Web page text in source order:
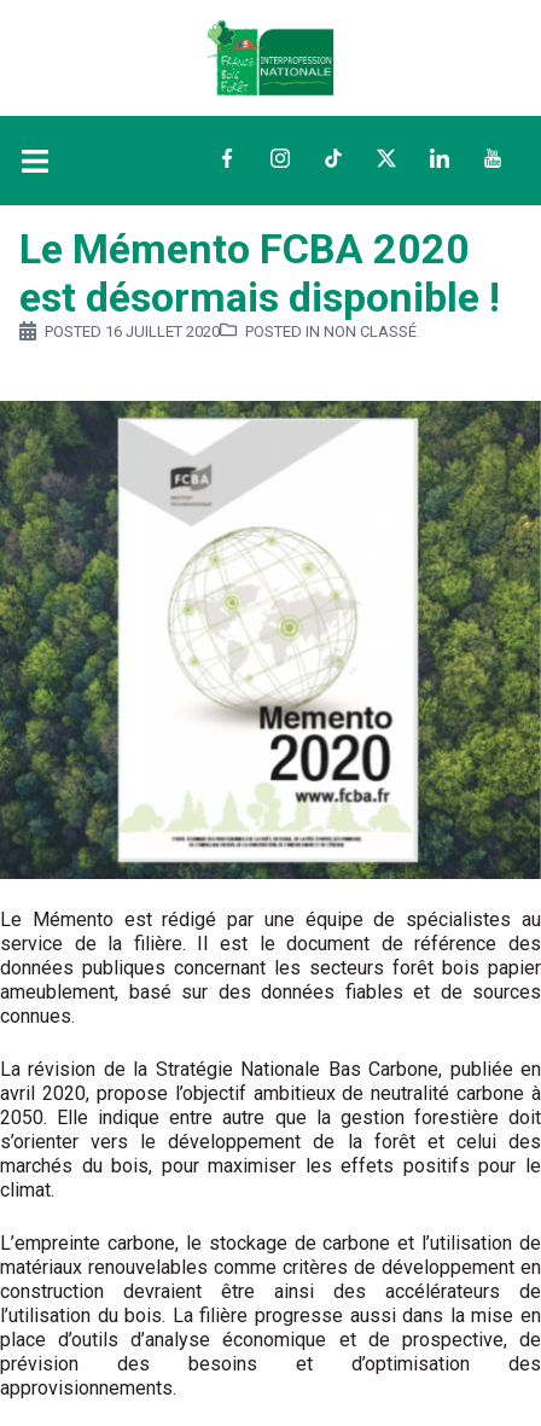
FacebookInstagramTikTokTwitterLinkedIn
Le Mémento FCBA 2020
est désormais disponible !
POSTED 16 JUILLET 2020 POSTED IN NON CLASSÉ
Le Mémento est rédigé par une équipe de spécialistes au
service de la filière. Il est le document de référence des
données publiques concernant les secteurs forêt bois papier
ameublement, basé sur des données fiables et de sources
connues.
La révision de la Stratégie Nationale Bas Carbone, publiée en
avril 2020, propose l’objectif ambitieux de neutralité carbone à
2050. Elle indique entre autre que la gestion forestière doit
s’orienter vers le développement de la forêt et celui des
marchés du bois, pour maximiser les effets positifs pour le
climat.
L’empreinte carbone, le stockage de carbone et l’utilisation de
matériaux renouvelables comme critères de développement en
construction devraient être ainsi des accélérateurs de
l’utilisation du bois. La filière progresse aussi dans la mise en
place d’outils d’analyse économique et de prospective, de
prévision des besoins et d’optimisation des
approvisionnements.